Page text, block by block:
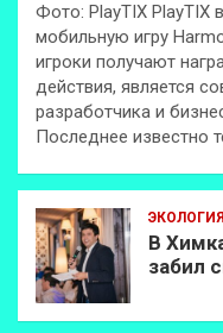
Фото: PlayTIX PlayTIX
мобильную игру
игроки получают
действия, является
разработчика и
Последнее известно
ЭКОЛОГИЯ
В
забил